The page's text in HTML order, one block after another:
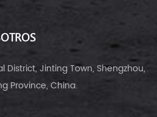
District, Jinting Town, Shengzhou,
Province, China.